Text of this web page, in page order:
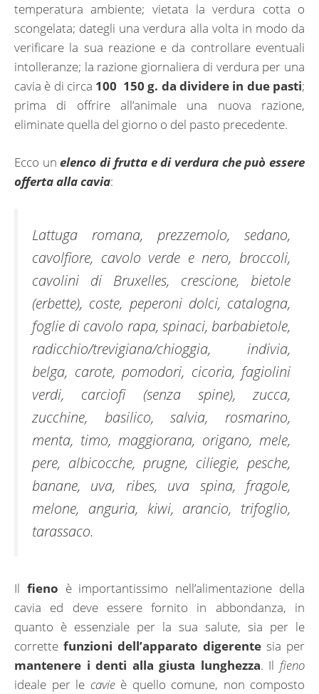
temperatura ambiente; vietata la verdura cotta o
scongelata; dategli una verdura alla volta in modo da
verificare la sua reazione e da controllare eventuali
intolleranze; la razione giornaliera di verdura per una
cavia è di circa 100 150 g. da dividere in due pasti;
prima di offrire all’animale una nuova razione,
eliminate quella del giorno o del pasto precedente.
Ecco unelenco di frutta e di verdura che può essere
offerta alla cavia:
Lattuga romana, prezzemolo, sedano,
cavolfiore, cavolo verde e nero, broccoli,
cavolini di Bruxelles, crescione, bietole
(erbette), coste, peperoni dolci, catalogna,
foglie di cavolo rapa, spinaci, barbabietole,
radicchio/trevigiana/chioggia, indivia,
belga, carote, pomodori, cicoria, fagiolini
verdi, carciofi (senza spine), zucca,
zucchine, basilico, salvia, rosmarino,
menta, timo, maggiorana, origano, mele,
pere, albicocche, prugne, ciliegie, pesche,
banane, uva, ribes, uva spina, fragole,
melone, anguria, kiwi, arancio, trifoglio,
tarassaco.
Il fieno è importantissimo nell’alimentazione della
cavia ed deve essere fornito in abbondanza, in
quanto è essenziale per la sua salute, sia per le
corrette funzioni dell’apparato digerente sia per
mantenere i denti alla giusta lunghezza. Ilfieno
ideale per le cavieè quello comune, non composto